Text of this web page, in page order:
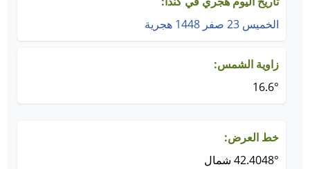
الخميس 23 صفر 1448 هجرية
زاوية الشمس:
16.6°
خط العرض:
42.4048° شمال